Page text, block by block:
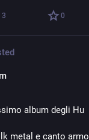
3 0
album degli Hu
metal e canto